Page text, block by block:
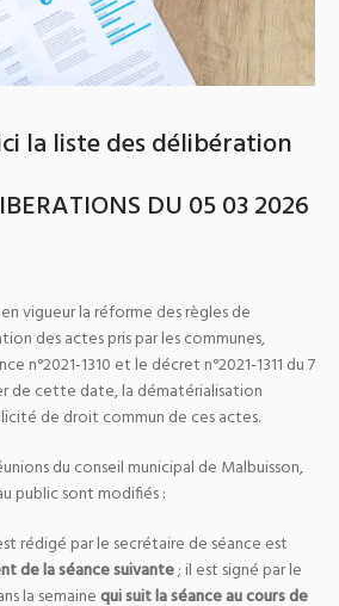
la liste des délibération
DU 05 03 2026
vigueur la réforme des règles de
des actes pris par les communes,
n°2021-1310 et le décret n°2021-1311 du 7
de cette date, la dématérialisation
de droit commun de ces actes.
du conseil municipal de Malbuisson,
public sont modifiés :
rédigé par le secrétaire de séance est
de la séance suivante; il est signé par le
la semainequi suit la séance au cours de